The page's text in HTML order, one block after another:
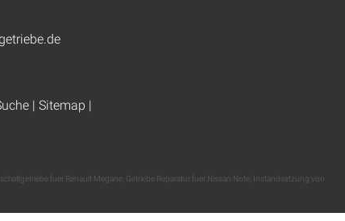
| Sitemap |
fuer Renault Megane, Getriebe Reparatur fuer Nissan Note, Instandsetzung von